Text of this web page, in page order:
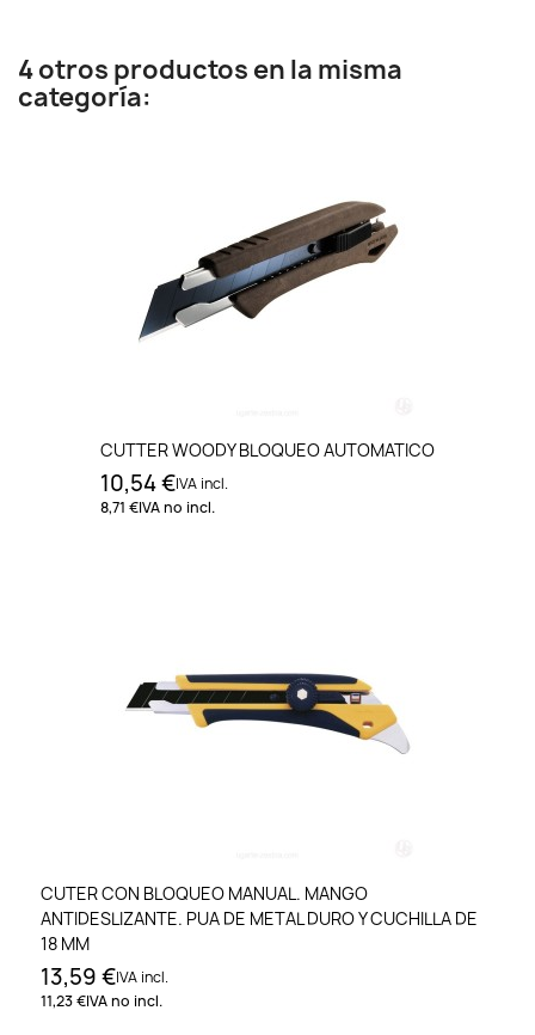
4 otros productos en la misma
categoría:
CUTTER WOODY BLOQUEO AUTOMATICO
10,54 €IVA incl.
8,71 €IVA no incl.
CUTER CON BLOQUEO MANUAL. MANGO
ANTIDESLIZANTE. PUA DE METAL DURO Y CUCHILLA DE
18 MM
13,59 €IVA incl.
11,23 €IVA no incl.